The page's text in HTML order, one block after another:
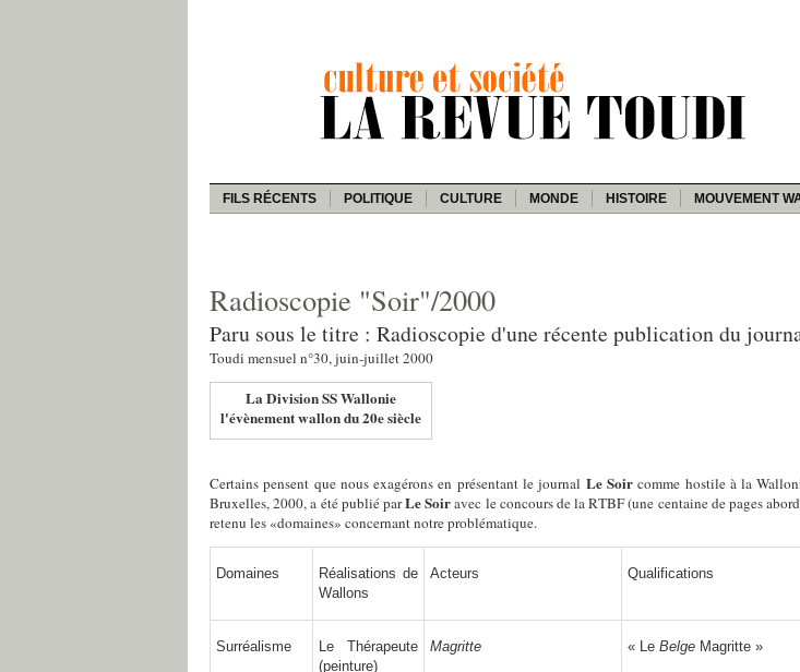
FILS RÉCENTS POLITIQUE CULTURE MONDE HISTOIRE MOUVEMENT
Radioscopie "Soir"/2000
Paru sous le titre : Radioscopie d'une récente publication du
Toudi mensuel n°30, juin-juillet 2000
La Division SS Wallonie
l'évènement wallon du 20e siècle
Certains pensent que nous exagérons en présentant le journal Le Soircomme hostile à la
Bruxelles, 2000, a été publié parLe Soiravec le concours de la RTBF (une centaine de pages
retenu les «domaines» concernant notre problématique.
Domaines
Réalisations de
Wallons
Acteurs Qualifications
Surréalisme
Le Thérapeute
(peinture)
Magritte « LeBelge Magritte »